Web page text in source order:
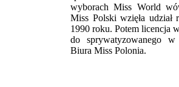
wyborach Miss World
Miss Polski wzięła udział
1990 roku. Potem licencja
do sprywatyzowanego w
Biura Miss Polonia.